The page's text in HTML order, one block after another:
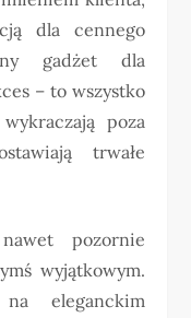
dla cennego
gadżet dla
– to wszystko
poza
trwałe
pozornie
wyjątkowym.
eleganckim